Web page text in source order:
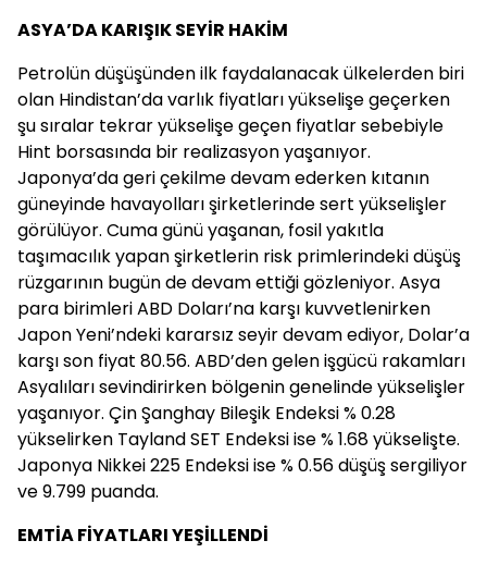
ASYA’DA KARIŞIK SEYİR HAKİM
Petrolün düşüşünden ilk faydalanacak ülkelerden biri
olan Hindistan’da varlık fiyatları yükselişe geçerken
şu sıralar tekrar yükselişe geçen fiyatlar sebebiyle
Hint borsasında bir realizasyon yaşanıyor.
Japonya’da geri çekilme devam ederken kıtanın
güneyinde havayolları şirketlerinde sert yükselişler
görülüyor. Cuma günü yaşanan, fosil yakıtla
taşımacılık yapan şirketlerin risk primlerindeki düşüş
rüzgarının bugün de devam ettiği gözleniyor. Asya
para birimleri ABD Doları’na karşı kuvvetlenirken
Japon Yeni’ndeki kararsız seyir devam ediyor, Dolar’a
karşı son fiyat 80.56. ABD’den gelen işgücü rakamları
Asyalıları sevindirirken bölgenin genelinde yükselişler
yaşanıyor. Çin Şanghay Bileşik Endeksi % 0.28
yükselirken Tayland SET Endeksi ise % 1.68 yükselişte.
Japonya Nikkei 225 Endeksi ise % 0.56 düşüş sergiliyor
ve 9.799 puanda.
EMTİA FİYATLARI YEŞİLLENDİ